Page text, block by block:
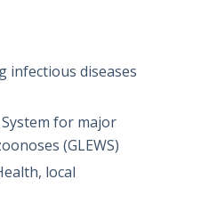
infectious diseases
for major
(GLEWS)
local